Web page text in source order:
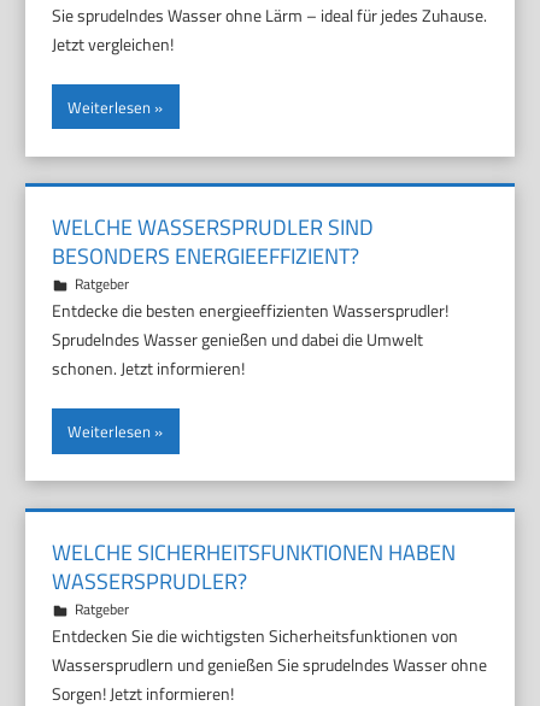
Sie sprudelndes Wasser ohne Lärm – ideal für jedes Zuhause.
Jetzt vergleichen!
Weiterlesen
WELCHE WASSERSPRUDLER SIND
BESONDERS ENERGIEEFFIZIENT?
14. März 2025
Marco
Ratgeber
Entdecke die besten energieeffizienten Wassersprudler!
Sprudelndes Wasser genießen und dabei die Umwelt
schonen. Jetzt informieren!
Weiterlesen
WELCHE SICHERHEITSFUNKTIONEN HABEN
WASSERSPRUDLER?
10. März 2025
Marco
Ratgeber
Entdecken Sie die wichtigsten Sicherheitsfunktionen von
Wassersprudlern und genießen Sie sprudelndes Wasser ohne
Sorgen! Jetzt informieren!